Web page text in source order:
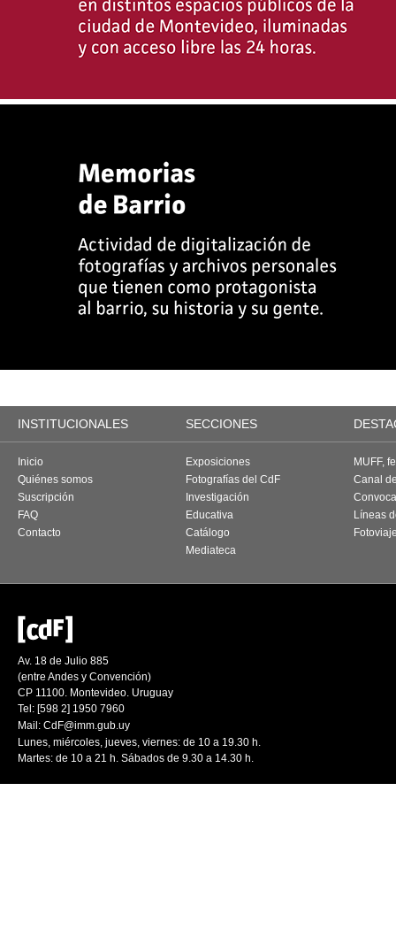
INSTITUCIONALES SECCIONES
Inicio
Quiénes somos
Suscripción
FAQ
Contacto
Exposiciones
Fotografías del CdF
Investigación
Educativa
Catálogo
Mediateca
MUFF,
Canal
Líneas
Av. 18 de Julio 885
(entre Andes y Convención)
CP 11100. Montevideo. Uruguay
Tel: [598 2] 1950 7960
Mail: CdF@imm.gub.uy
Lunes, miércoles, jueves, viernes: de 10 a 19.30 h.
Martes: de 10 a 21 h. Sábados de 9.30 a 14.30 h.